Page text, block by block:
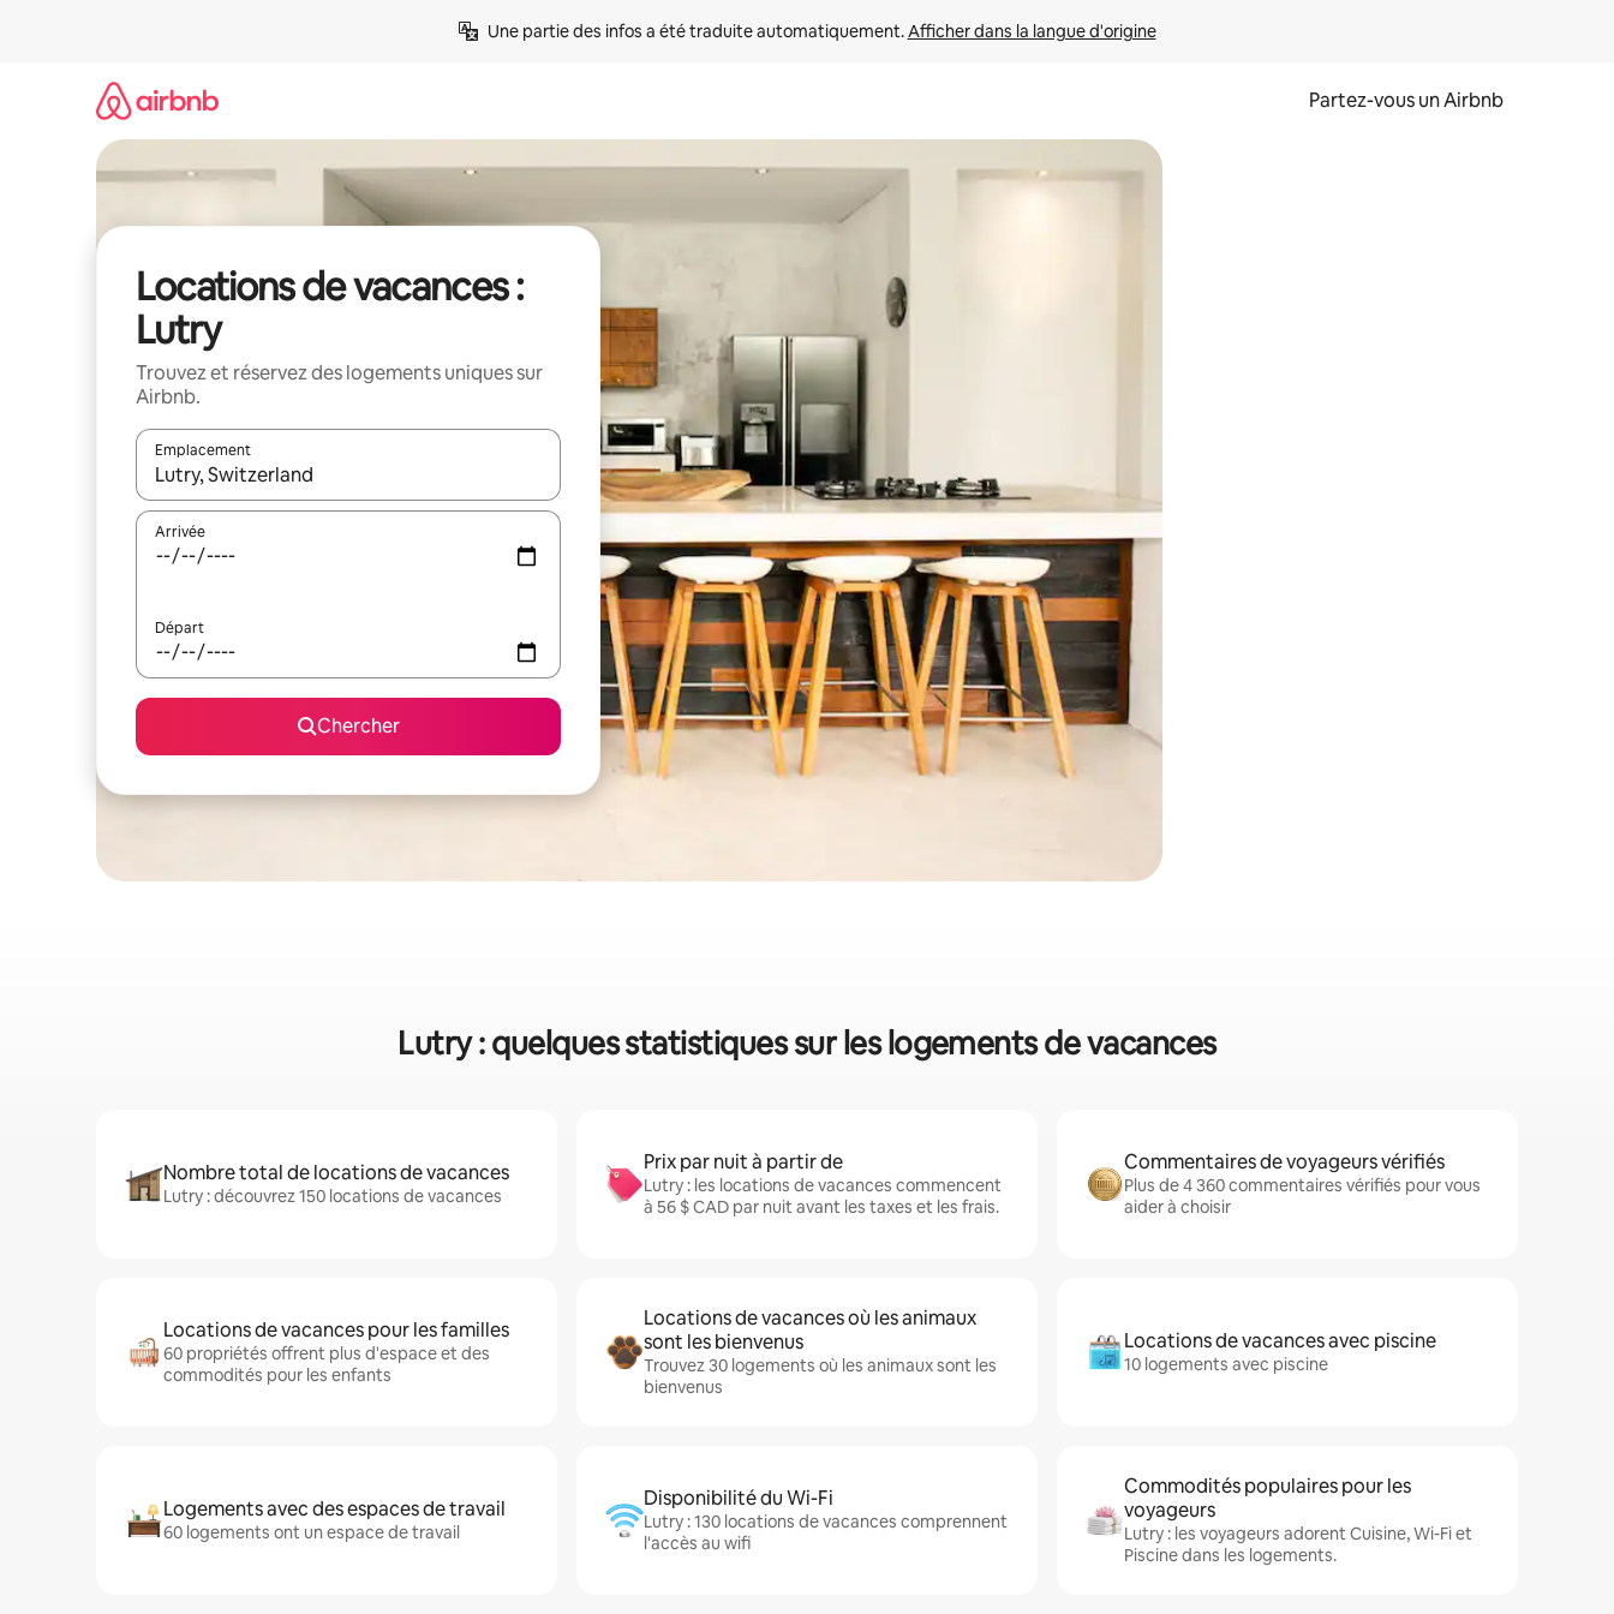
Une partie des infos a été traduite automatiquement. Afficher dans la langue d'origine
Partez-vous un Airbnb
Locations de vacances :
Lutry
Trouvez et réservez des logements uniques sur
Airbnb.
Emplacement
Quand les résultats sont affichés, parcourez-les en utilisant les flèches vers le haut et vers le bas, ou en appuyant dessus et en les faisant glisser.
Arrivée
Départ
Chercher
Lutry : quelques statistiques sur les logements de vacances
Nombre total de locations de vacances
Lutry : découvrez 150 locations de vacances
Prix par nuit à partir de
Lutry : les locations de vacances commencent
à 56 $ CAD par nuit avant les taxes et les frais.
Commentaires de voyageurs vérifiés
Plus de 4 360 commentaires vérifiés pour vous
aider à choisir
Locations de vacances pour les familles
60 propriétés offrent plus d'espace et des
commodités pour les enfants
Locations de vacances où les animaux
sont les bienvenus
Trouvez 30 logements où les animaux sont les
bienvenus
Locations de vacances avec piscine
10 logements avec piscine
Logements avec des espaces de travail
60 logements ont un espace de travail
Disponibilité du Wi-Fi
Lutry : 130 locations de vacances comprennent
l'accès au wifi
Commodités populaires pour les
voyageurs
Lutry : les voyageurs adorent Cuisine, Wi-Fi et
Piscine dans les logements.